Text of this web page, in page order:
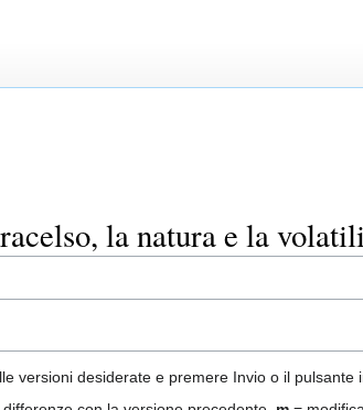
la natura e la
versioni desiderate e premere Invio o il pulsante